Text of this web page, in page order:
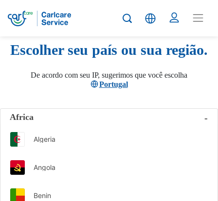
Escolher seu país ou sua região.
De acordo com seu IP, sugerimos que você escolha
Portugal
Africa
Algeria
Angola
Benin